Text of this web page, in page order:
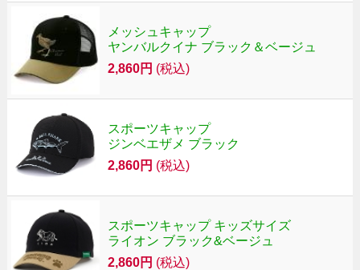
メッシュキャップ
ヤンバルクイナ ブラック＆ベージュ
2,860円 (税込)
スポーツキャップ
ジンベエザメ ブラック
2,860円 (税込)
スポーツキャップ キッズサイズ
ライオン ブラック&ベージュ
2,860円 (税込)